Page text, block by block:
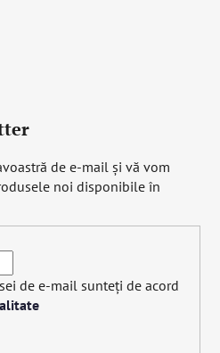
de e-mail şi vă vom
noi disponibile în
de e-mail sunteți de acord